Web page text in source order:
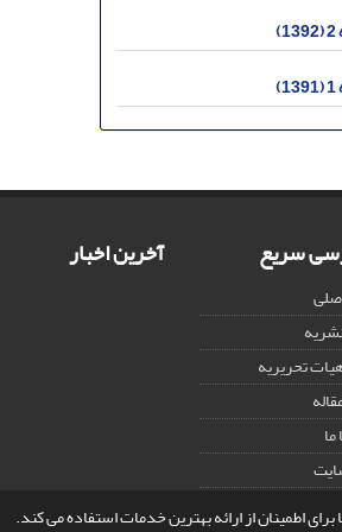
اطمینان از ارائه بهترین خدمات استفاده می کند.
سریع
تحریریه
آخرین اخبار